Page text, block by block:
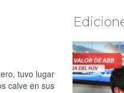
tuvo lugar
calve en sus